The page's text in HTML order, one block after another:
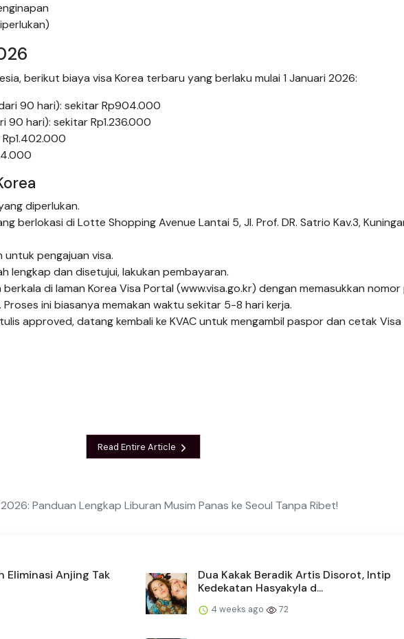
berikut biaya visa Korea terbaru yang berlaku mulai 1 Januari 2026:
90 hari): sekitar Rp904.000
90 hari): sekitar Rp1.236.000
diperlukan.
berlokasi di Lotte Shopping Avenue Lantai 5, Jl. Prof. DR. Satrio Kav.3,
untuk pengajuan visa.
lengkap dan disetujui, lakukan pembayaran.
di laman Korea Visa Portal (www.visa.go.kr) dengan memasukkan
ini biasanya memakan waktu sekitar 5-8 hari kerja.
approved, datang kembali ke KVAC untuk mengambil paspor dan cetak
Read Entire Article
Panduan Lengkap Liburan Musim Panas ke Seoul Tanpa Ribet!
Eliminasi Anjing Tak
Dua Kakak Beradik Artis Disorot, Intip
Kedekatan Hasyakyla d...
4 weeks ago 72